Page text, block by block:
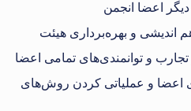
اعضا انجمن
اندیشی و بهره‌برداری هیئت
و توانمندی‌های تمامی اعضا
اعضا و عملیاتی کردن روش‌های